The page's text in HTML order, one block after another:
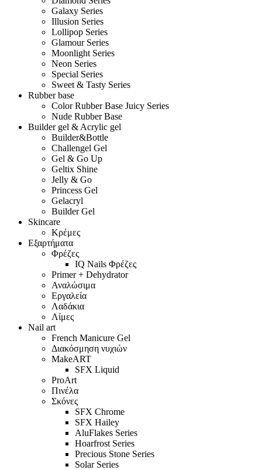
Galaxy Series
Illusion Series
Lollipop Series
Glamour Series
Moonlight Series
Neon Series
Special Series
Sweet & Tasty Series
Rubber base
Color Rubber Base Juicy Series
Nude Rubber Base
Builder gel & Acrylic gel
Builder&Bottle
Challengel Gel
Gel & Go Up
Geltix Shine
Jelly & Go
Princess Gel
Gelacryl
Builder Gel
Skincare
Κρέμες
Εξαρτήματα
Φρέζες
IQ Nails Φρέζες
Primer + Dehydrator
Αναλώσιμα
Εργαλεία
Λαδάκια
Λίμες
Nail art
French Manicure Gel
Διακόσμηση νυχιών
MakeART
SFX Liquid
ProArt
Πινέλα
Σκόνες
SFX Chrome
SFX Hailey
AluFlakes Series
Hoarfrost Series
Precious Stone Series
Solar Series